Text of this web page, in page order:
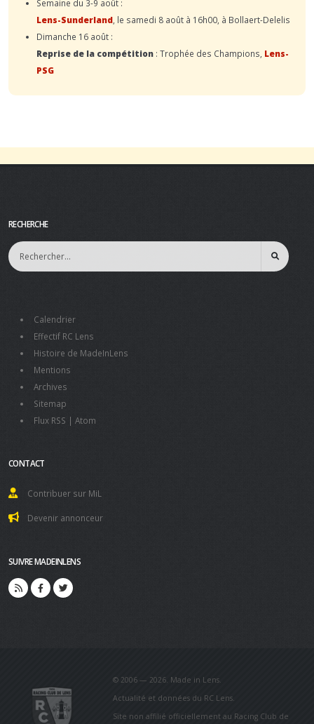
Semaine du 3-9 août :
Lens-Sunderland , le samedi 8 août à 16h00, à Bollaert-Delelis
Dimanche 16 août :
Reprise de la compétition : Trophée des Champions, Lens-
PSG
RECHERCHE
Calendrier
Effectif RC Lens
Histoire de MadeInLens
Mentions
Archives
Sitemap
Flux RSS | Atom
CONTACT
Contribuer sur MiL
Devenir annonceur
SUIVRE MADEINLENS
© 2006 — 2026. Made in Lens.
Actualité et données du RC Lens.
Site non affilié officiellement au Racing Club de